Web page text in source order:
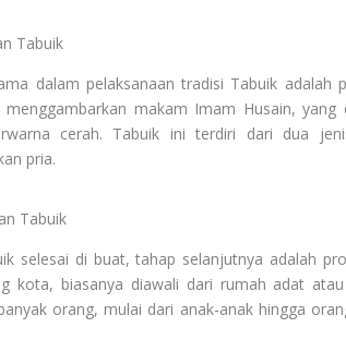
Tabuik
dalam pelaksanaan tradisi Tabuik
menggambarkan makam Imam Husain,
cerah. Tabuik ini terdiri dari dua
pria.
Tabuik
selesai di buat, tahap selanjutnya adalah
kota, biasanya diawali dari rumah adat
orang, mulai dari anak-anak hingga